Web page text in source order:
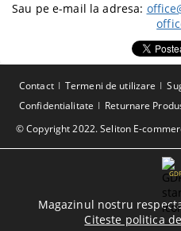
Sau pe e-mail la adresa:
© Copyright 2022. Seliton E-
Contact Termeni de utilizare
Confidentialitate
Returnare
Magazinul nostru
Citeste politica